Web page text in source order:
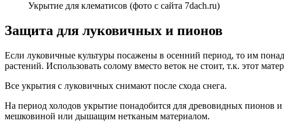
Укрытие для клематисов (фото с сайта 7dach.ru)
Защита для луковичных и пионов
Если луковичные культуры посажены в осенний период, то им
растений. Использовать солому вместо веток не стоит, т.к. этот
Все укрытия с луковичных снимают после схода снега.
На период холодов укрытие понадобится для древовидных пионов
мешковиной или дышащим нетканым материалом.